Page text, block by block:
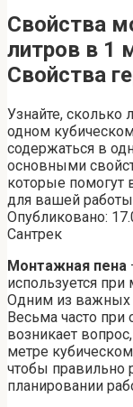
Свойства
литров в 1
Свойства
Узнайте, сколько
одном
содержаться в
основными
которые помогут
для вашей
Опубликовано:
Сантрек
Монтажная пена
используется
Одним из важных
Весьма часто
возникает
метре
чтобы правильно
планировании